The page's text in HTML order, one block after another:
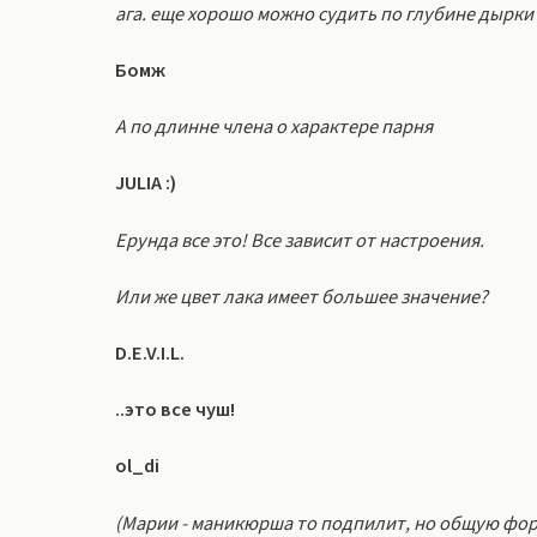
ага. еще хорошо можно судить по глубине
Бомж
А по длинне члена о характере парня
JULIA :)
Ерунда все это! Все зависит от настроения.
Или же цвет лака имеет большее значение?
D.E.V.I.L.
..это все чуш!
ol_di
(Марии - маникюрша то подпилит, но общую